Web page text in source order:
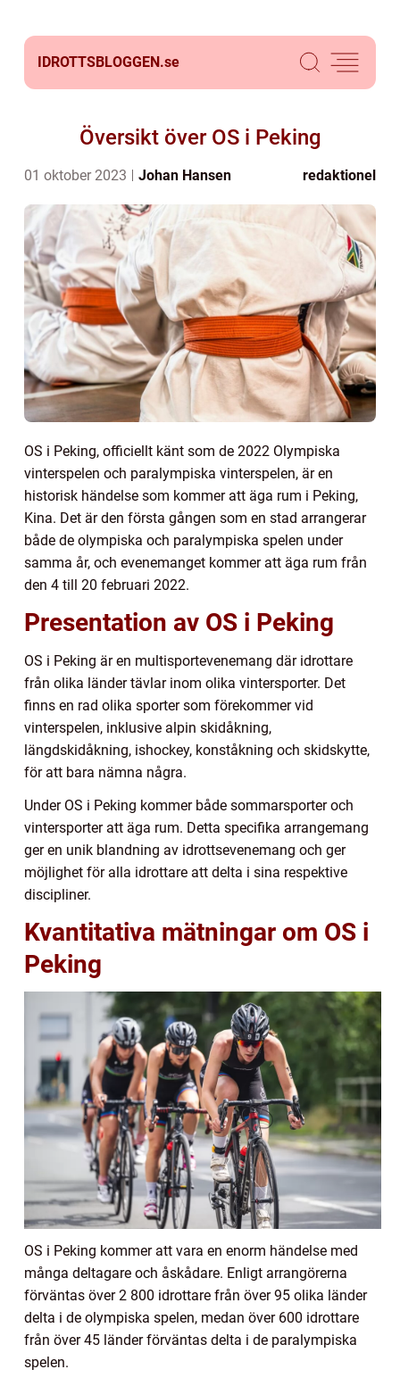
IDROTTSBLOGGEN.se
Översikt över OS i Peking
01 oktober 2023 Johan Hansen redaktionel
OS i Peking, officiellt känt som de 2022 Olympiska
vinterspelen och paralympiska vinterspelen, är en
historisk händelse som kommer att äga rum i Peking,
Kina. Det är den första gången som en stad arrangerar
både de olympiska och paralympiska spelen under
samma år, och evenemanget kommer att äga rum från
den 4 till 20 februari 2022.
Presentation av OS i Peking
OS i Peking är en multisportevenemang där idrottare
från olika länder tävlar inom olika vintersporter. Det
finns en rad olika sporter som förekommer vid
vinterspelen, inklusive alpin skidåkning,
längdskidåkning, ishockey, konståkning och skidskytte,
för att bara nämna några.
Under OS i Peking kommer både sommarsporter och
vintersporter att äga rum. Detta specifika arrangemang
ger en unik blandning av idrottsevenemang och ger
möjlighet för alla idrottare att delta i sina respektive
discipliner.
Kvantitativa mätningar om OS i
Peking
OS i Peking kommer att vara en enorm händelse med
många deltagare och åskådare. Enligt arrangörerna
förväntas över 2 800 idrottare från över 95 olika länder
delta i de olympiska spelen, medan över 600 idrottare
från över 45 länder förväntas delta i de paralympiska
spelen.